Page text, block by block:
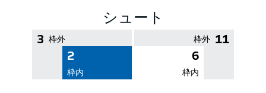
シュート
3 枠外
2
枠内
11
枠外
6
枠内